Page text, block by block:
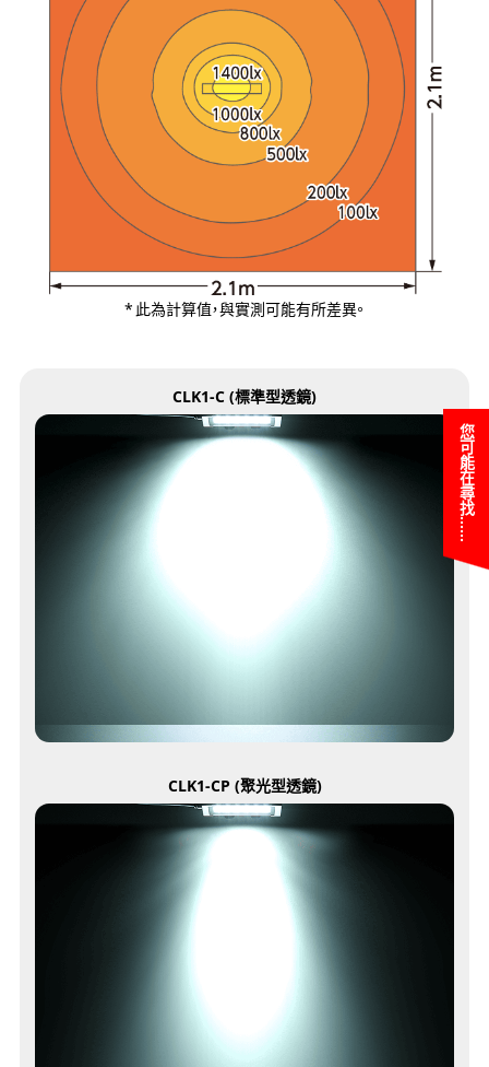
您可能在尋找……
此為計算值，與實測可能有所差異。
CLK1-C (標準型透鏡)
CLK1-CP (聚光型透鏡)